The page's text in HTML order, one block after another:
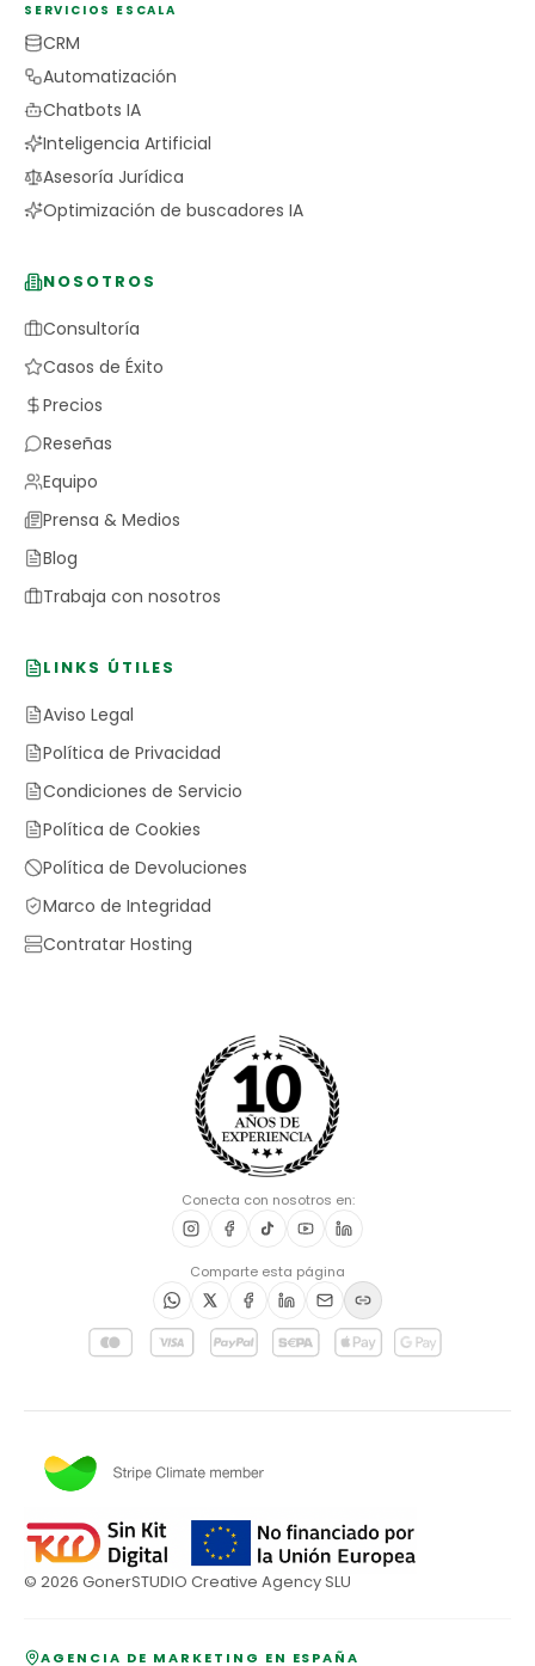
SERVICIOS ESCALA
CRM
Automatización
Chatbots IA
Inteligencia Artificial
Asesoría Jurídica
Optimización de buscadores IA
NOSOTROS
Consultoría
Casos de Éxito
Precios
Reseñas
Equipo
Prensa & Medios
Blog
Trabaja con nosotros
LINKS ÚTILES
Aviso Legal
Política de Privacidad
Condiciones de Servicio
Política de Cookies
Política de Devoluciones
Marco de Integridad
Contratar Hosting
Conecta con nosotros en:
Comparte esta página
© 2026 GonerSTUDIO Creative Agency SLU
AGENCIA DE MARKETING EN ESPAÑA